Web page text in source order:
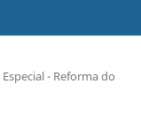
- Reforma do